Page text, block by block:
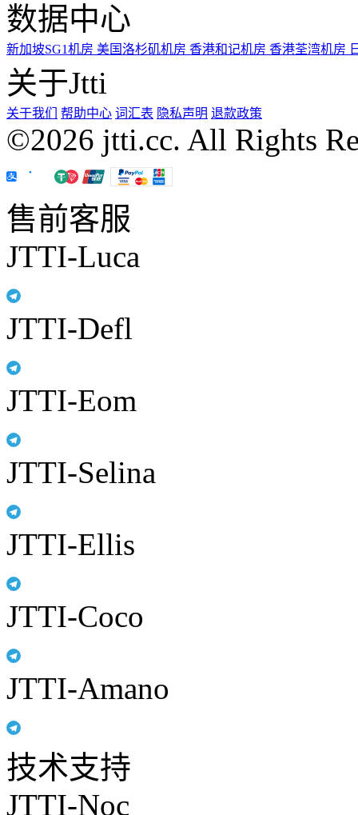
数据中心
新加坡SG1机房 美国洛杉矶机房 香港和记机房 香港荃湾机房
关于Jtti
关于我们 帮助中心 词汇表 隐私声明 退款政策
©2026 jtti.cc. All Rights
售前客服
JTTI-Luca
JTTI-Defl
JTTI-Eom
JTTI-Selina
JTTI-Ellis
JTTI-Coco
JTTI-Amano
技术支持
JTTI-Noc